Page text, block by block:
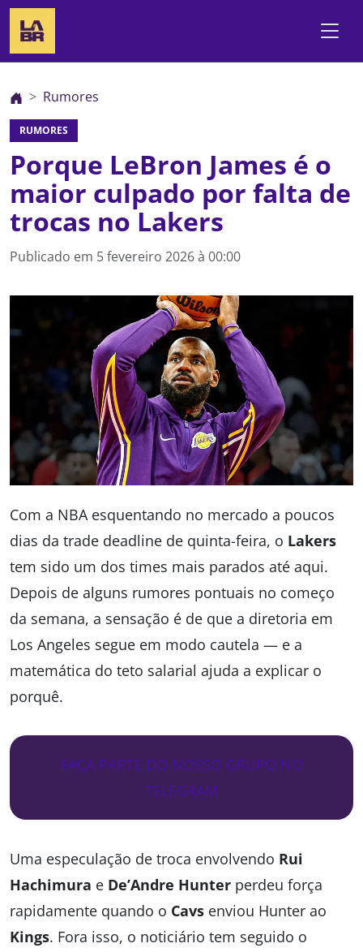
Rumores
RUMORES
Porque LeBron James é o
maior culpado por falta de
trocas no Lakers
Publicado em 5 fevereiro 2026 à 00:00
Com a NBA esquentando no mercado a poucos
dias da trade deadline de quinta-feira, o Lakers
tem sido um dos times mais parados até aqui.
Depois de alguns rumores pontuais no começo
da semana, a sensação é de que a diretoria em
Los Angeles segue em modo cautela — e a
matemática do teto salarial ajuda a explicar o
porquê.
FAÇA PARTE DO NOSSO GRUPO NO
TELEGRAM
Uma especulação de troca envolvendo Rui
Hachimura e De’Andre Hunter perdeu força
rapidamente quando o Cavs enviou Hunter ao
Kings. Fora isso, o noticiário tem seguido o